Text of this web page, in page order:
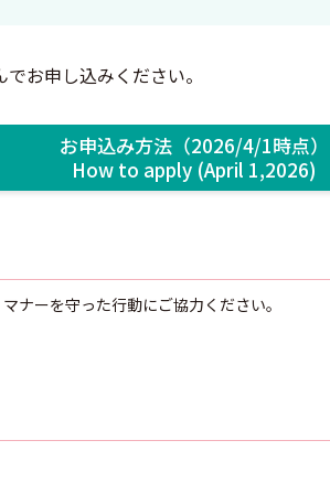
お申し込みください。
お申込み方法（2026/4/1時点）
How to apply (April 1,2026)
ーを守った行動にご協力ください。